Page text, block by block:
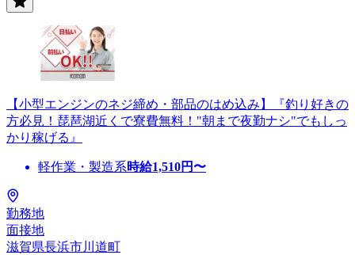
【小型エンジンのネジ締め・部品のはめ込み】『釣り好きの
方必見！琵琶湖近くで寮費無料！"朝まで夜勤ナシ"でもしっ
かり稼げる』
軽作業・製造系時給1,510円〜
勤務地
面接地
滋賀県長浜市川道町